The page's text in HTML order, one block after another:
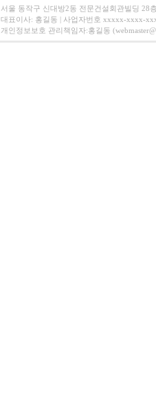
서울 동작구 신대방2동 전문건설회관빌딩 28
대표이사: 홍길동 | 사업자번호 xxxxx-xxxx-
개인정보보호 관리책임자:홍길동